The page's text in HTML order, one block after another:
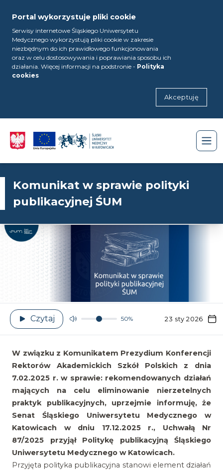
Portal wykorzystuje pliki cookie
Serwisy internetowe Śląskiego Uniwersytetu
Medycznego wykorzystują pliki cookie w zakresie
niezbędnym do ich prawidłowego funkcjonowania
oraz w celu dostosowywania i poprawiania sposobu ich
działania. Więcej informacji na podstronie - Polityka
cookies
Akceptuję
Komunikat w sprawie polityki
publikacyjnej ŚUM
Czytaj 50% 23 sty 2026
W związku z Komunikatem Prezydium Konferencji
Rektorów Akademickich Szkół Polskich z dnia
7.02.2025 r. w sprawie: rekomendowanych działań
mających na celu eliminowanie nierzetelnych
praktyk publikacyjnych, uprzejmie informuję, że
Senat Śląskiego Uniwersytetu Medycznego w
Katowicach w dniu 17.12.2025 r., Uchwałą Nr
87/2025 przyjął Politykę publikacyjną Śląskiego
Uniwersytetu Medycznego w Katowicach.
Przyjęta polityka publikacyjna stanowi element działań